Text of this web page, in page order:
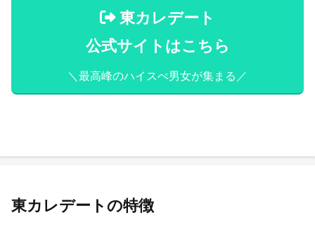
東カレデート
公式サイトはこちら
＼最高峰のハイスぺ男女が集まる／
東カレデートの特徴